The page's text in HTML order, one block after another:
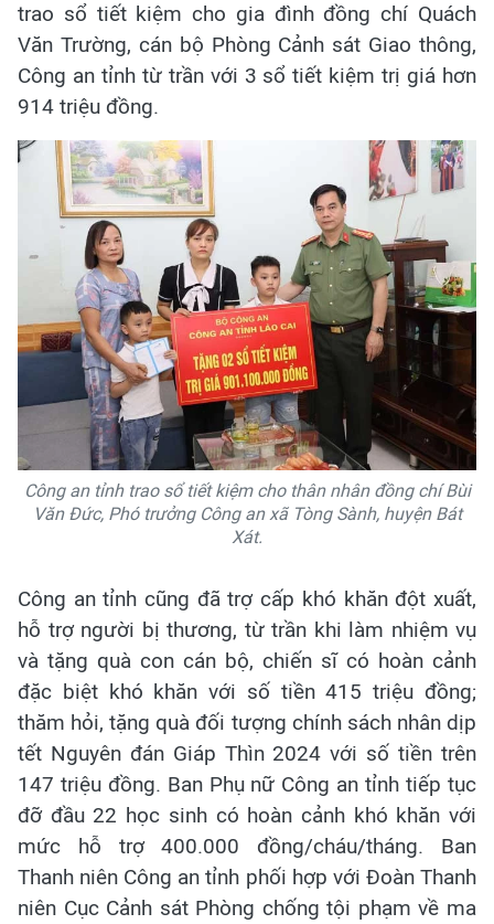
trao sổ tiết kiệm cho gia đình đồng chí Quách
Văn Trường, cán bộ Phòng Cảnh sát Giao thông,
Công an tỉnh từ trần với 3 sổ tiết kiệm trị giá hơn
914 triệu đồng.
Công an tỉnh trao sổ tiết kiệm cho thân nhân đồng chí Bùi
Văn Đức, Phó trưởng Công an xã Tòng Sành, huyện Bát
Xát.
Công an tỉnh cũng đã trợ cấp khó khăn đột xuất,
hỗ trợ người bị thương, từ trần khi làm nhiệm vụ
và tặng quà con cán bộ, chiến sĩ có hoàn cảnh
đặc biệt khó khăn với số tiền 415 triệu đồng;
thăm hỏi, tặng quà đối tượng chính sách nhân dịp
tết Nguyên đán Giáp Thìn 2024 với số tiền trên
147 triệu đồng. Ban Phụ nữ Công an tỉnh tiếp tục
đỡ đầu 22 học sinh có hoàn cảnh khó khăn với
mức hỗ trợ 400.000 đồng/cháu/tháng. Ban
Thanh niên Công an tỉnh phối hợp với Đoàn Thanh
niên Cục Cảnh sát Phòng chống tội phạm về ma